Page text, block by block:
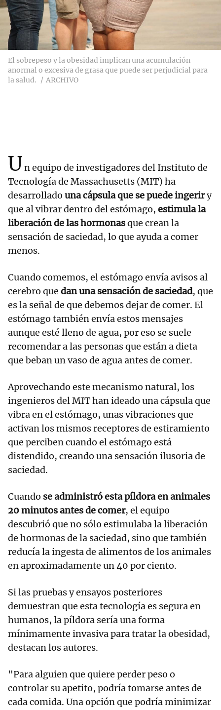
El sobrepeso y la obesidad implican una acumulación
anormal o excesiva de grasa que puede ser perjudicial para
la salud.
ARCHIVO
Un equipo de investigadores del Instituto de
Tecnología de Massachusetts (MIT) ha
desarrollado una cápsula que se puede ingeriry
que al vibrar dentro del estómago, estimula la
liberación de las hormonasque crean la
sensación de saciedad, lo que ayuda a comer
menos.
Cuando comemos, el estómago envía avisos al
cerebro que dan una sensación de saciedad, que
es la señal de que debemos dejar de comer. El
estómago también envía estos mensajes
aunque esté lleno de agua, por eso se suele
recomendar a las personas que están a dieta
que beban un vaso de agua antes de comer.
Aprovechando este mecanismo natural, los
ingenieros del MIT han ideado una cápsula que
vibra en el estómago, unas vibraciones que
activan los mismos receptores de estiramiento
que perciben cuando el estómago está
distendido, creando una sensación ilusoria de
saciedad.
Cuando se administró esta píldora en animales
20 minutos antes de comer, el equipo
descubrió que no sólo estimulaba la liberación
de hormonas de la saciedad, sino que también
reducía la ingesta de alimentos de los animales
en aproximadamente un 40 por ciento.
Si las pruebas y ensayos posteriores
demuestran que esta tecnología es segura en
humanos, la píldora sería una forma
mínimamente invasiva para tratar la obesidad,
destacan los autores.
"Para alguien que quiere perder peso o
controlar su apetito, podría tomarse antes de
cada comida. Una opción que podría minimizar